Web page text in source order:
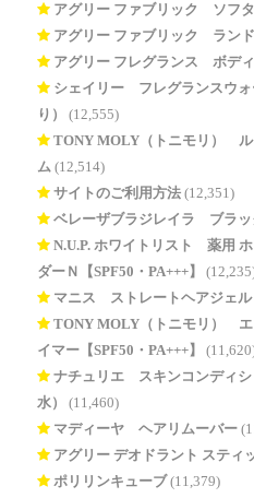
アグリー ファブリック ソフ
アグリー ファブリック ラン
アグリー フレグランス ボデ
シェイリー フレグランスウ
り）
(12,555)
TONY MOLY（トニモリ）
ム (12,514)
サイトのご利用方法 (12,351)
ベレーザブラジレイラ ブラッ
N.U.P. ホワイトリスト 薬用
ダーＮ【SPF50・PA+++】
マニス ストレートヘアジェ
TONY MOLY（トニモリ）
イマー【SPF50・PA+++】
ナチュリエ スキンコンディシ
水）
(11,460)
マディーヤ ヘアリムーバー
アグリー デオドラント スティ
ポリリンキューブ (11,379)